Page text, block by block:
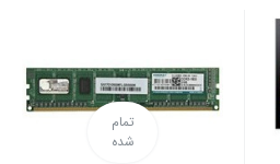
تمام
شده